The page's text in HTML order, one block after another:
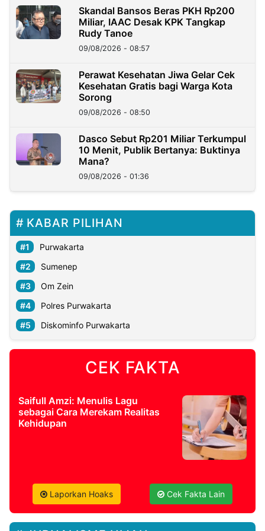
Skandal Bansos Beras PKH Rp200
Miliar, IAAC Desak KPK Tangkap
Rudy Tanoe
09/08/2026 - 08:57
Perawat Kesehatan Jiwa Gelar Cek
Kesehatan Gratis bagi Warga Kota
Sorong
09/08/2026 - 08:50
Dasco Sebut Rp201 Miliar Terkumpul
10 Menit, Publik Bertanya: Buktinya
Mana?
09/08/2026 - 01:36
KABAR PILIHAN
Purwakarta
Sumenep
Om Zein
Polres Purwakarta
Diskominfo Purwakarta
CEK FAKTA
Saifull Amzi: Menulis Lagu
sebagai Cara Merekam Realitas
Kehidupan
Laporkan Hoaks Cek Fakta Lain